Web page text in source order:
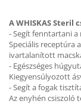
A WHISKAS
- Segít fenntartani
Speciális receptúra
ivartalanított
- Egészséges
Kiegyensúlyozott
- Segít a fogak
Az enyhén csiszoló